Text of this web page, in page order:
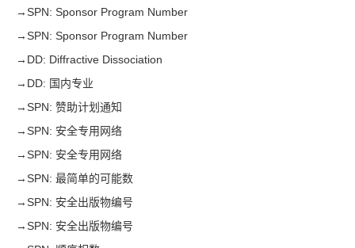
→SPN: Sponsor Program Number
→SPN: Sponsor Program Number
→ DD: Diffractive Dissociation
→ DD: 国内专业
→SPN: 赞助计划通知
→SPN: 安全专用网络
→SPN: 安全专用网络
→SPN: 最简单的可能数
→SPN: 安全出版物编号
→SPN: 安全出版物编号